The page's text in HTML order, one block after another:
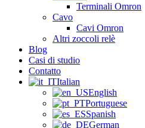
Terminali Omron
Cavo
Cavi Omron
Altri zoccoli relè
Blog
Casi di studio
Contatto
Italian
English
Portuguese
Spanish
German